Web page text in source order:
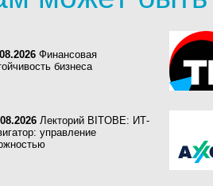
Финансовая
бизнеса
Лекторий BITOBE: ИТ-
управление